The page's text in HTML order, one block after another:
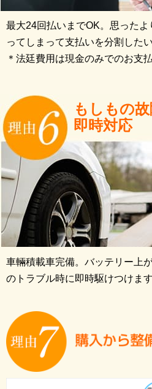
最大24回払いまでOK。思った
ってしまって支払いを分割した
＊法廷費用は現金のみでのお支
もしもの
即時対応
車輛積載車完備。バッテリー上
のトラブル時に即時駆けつけます